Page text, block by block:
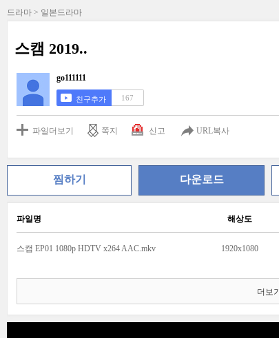
드라마 > 일본드라마
스캠 2019..
go111111
친구추가 167
파일더보기 쪽지 신고 URL복사
찜하기 다운로드
파일명 해상도
스캠 EP01 1080p HDTV x264 AAC.mkv 1920x1080
더보기